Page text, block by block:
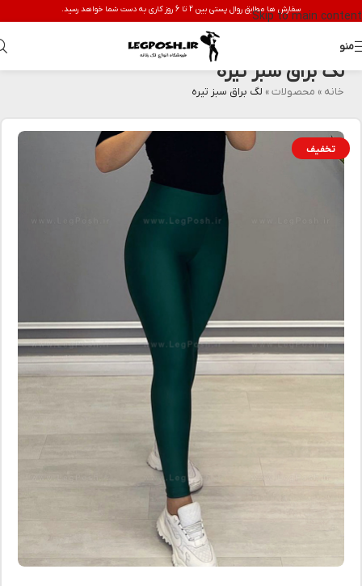
Skip to main contentسفارش ها مطابق روال پستی بین 2 تا 6 روز کاری به دست شما خواهد رسید.
منو
لگ براق سبز تیره
خانه » محصولات» لگ براق سبز تیره
تخفیف